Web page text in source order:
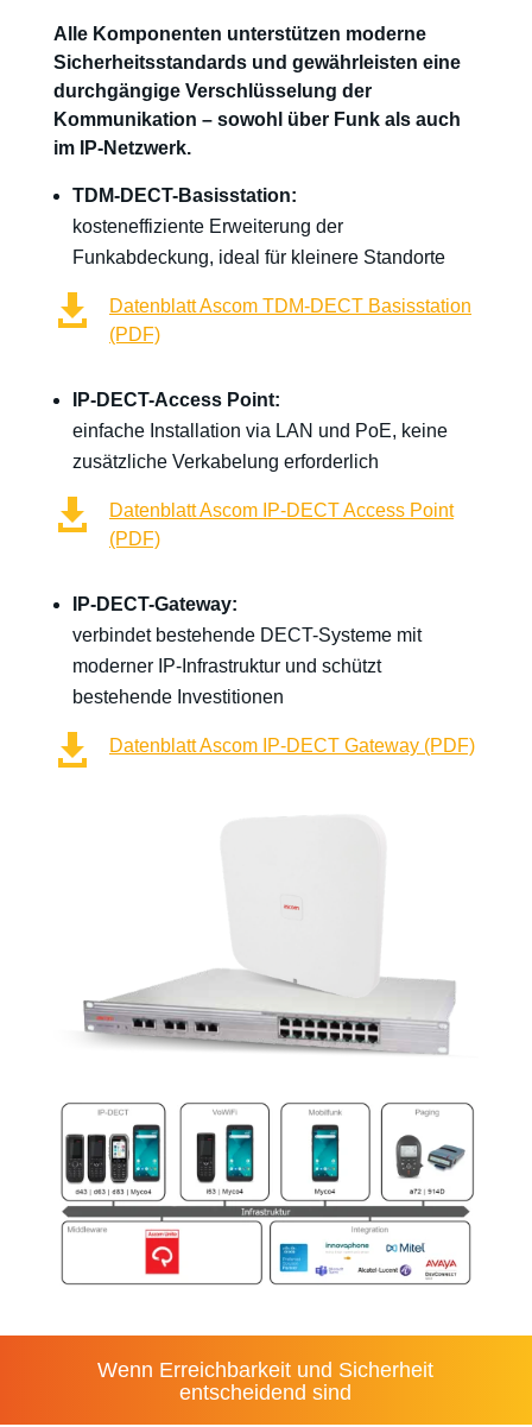
Alle Komponenten unterstützen moderne
Sicherheitsstandards und gewährleisten eine
durchgängige Verschlüsselung der
Kommunikation – sowohl über Funk als auch
im IP-Netzwerk.
TDM-DECT-Basisstation:
kosteneffiziente Erweiterung der
Funkabdeckung, ideal für kleinere Standorte

Datenblatt Ascom TDM-DECT Basisstation
(PDF)
IP-DECT-Access Point:
einfache Installation via LAN und PoE, keine
zusätzliche Verkabelung erforderlich

Datenblatt Ascom IP-DECT Access Point
(PDF)
IP-DECT-Gateway:
verbindet bestehende DECT-Systeme mit
moderner IP-Infrastruktur und schützt
bestehende Investitionen
 Datenblatt Ascom IP-DECT Gateway (PDF)
Wenn Erreichbarkeit und Sicherheit
entscheidend sind